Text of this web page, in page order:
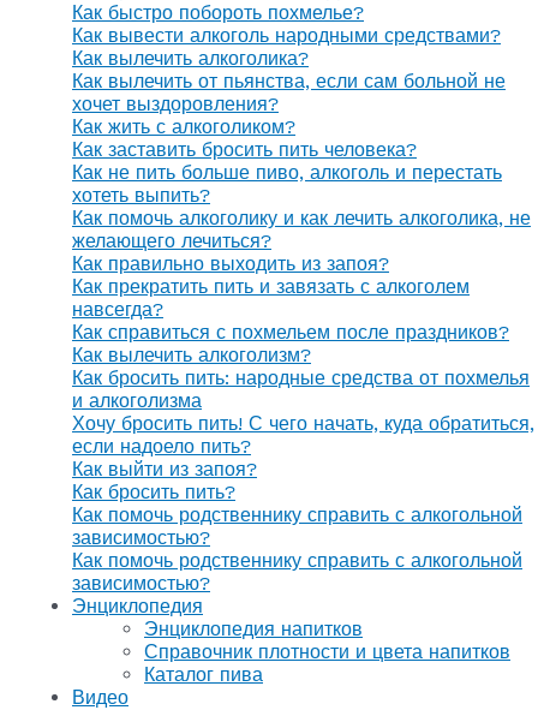
Как быстро побороть похмелье?
Как вывести алкоголь народными средствами?
Как вылечить алкоголика?
Как вылечить от пьянства, если сам больной не
хочет выздоровления?
Как жить с алкоголиком?
Как заставить бросить пить человека?
Как не пить больше пиво, алкоголь и перестать
хотеть выпить?
Как помочь алкоголику и как лечить алкоголика, не
желающего лечиться?
Как правильно выходить из запоя?
Как прекратить пить и завязать с алкоголем
навсегда?
Как справиться с похмельем после праздников?
Как вылечить алкоголизм?
Как бросить пить: народные средства от похмелья
и алкоголизма
Хочу бросить пить! С чего начать, куда обратиться,
если надоело пить?
Как выйти из запоя?
Как бросить пить?
Как помочь родственнику справить с алкогольной
зависимостью?
Как помочь родственнику справить с алкогольной
зависимостью?
Энциклопедия
Энциклопедия напитков
Справочник плотности и цвета напитков
Каталог пива
Видео